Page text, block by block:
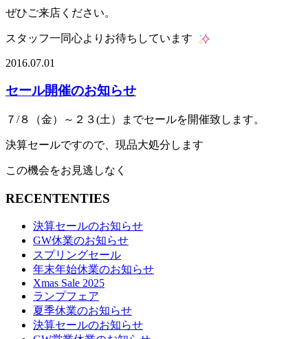
ぜひご来店ください。
スタッフ一同心よりお待ちしています
2016.07.01
セール開催のお知らせ
７/８（金）～２３(土）までセールを開催致します。
決算セールですので、現品大処分します
この機会をお見逃しなく
RECENTENTIES
決算セールのお知らせ
GW休業のお知らせ
スプリングセール
年末年始休業のお知らせ
Xmas Sale 2025
ランプフェア
夏季休業のお知らせ
決算セールのお知らせ